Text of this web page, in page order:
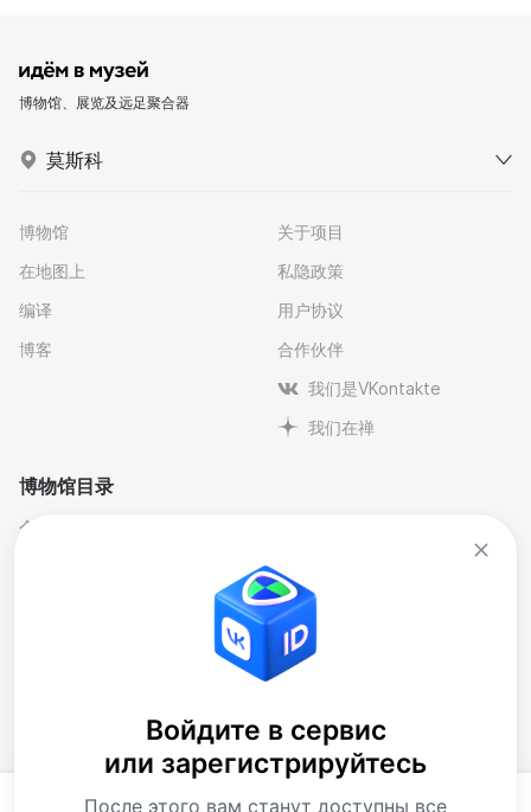
博物馆、展览及远足聚合器
莫斯科
博物馆
在地图上
编译
博客
关于项目
私隐政策
用户协议
合作伙伴
我们是VKontakte
我们在禅
博物馆目录
个人与纪念博物馆
当代艺术博物馆
艺术
行业
博物馆藏品
下载应用程序
Войдите в сервис
или зарегистрируйтесь
После этого вам станут доступны все